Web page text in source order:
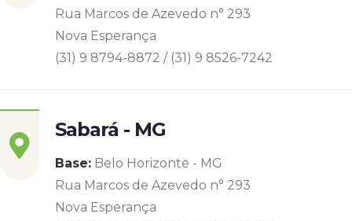
Rua Marcos de Azevedo n° 293
Nova Esperança
(31) 9 8794-8872 / (31) 9 8526-7242
Sabará - MG
Base: Belo Horizonte - MG
Rua Marcos de Azevedo n° 293
Nova Esperança